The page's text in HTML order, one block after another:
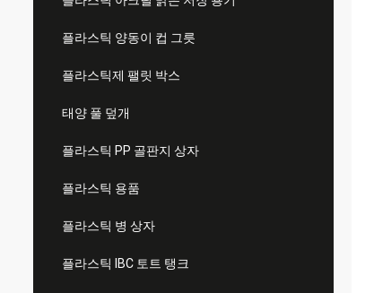
플라스틱 양동이 컵 그릇
플라스틱제 팰릿 박스
태양 풀 덮개
플라스틱 PP 골판지 상자
플라스틱 용품
플라스틱 병 상자
플라스틱 IBC 토트 탱크